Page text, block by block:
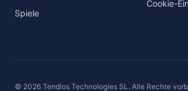
Spiele
Cookie-
© 2026 Tendios Technologies SL. Alle Rechte